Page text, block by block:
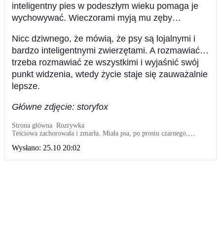
inteligentny pies w podeszłym wieku pomaga je
wychowywać. Wieczorami myją mu zęby…
Nicc dziwnego, że mówią, że psy są lojalnymi i
bardzo inteligentnymi zwierzętami. A rozmawiać…
trzeba rozmawiać ze wszystkimi i wyjaśnić swój
punkt widzenia, wtedy życie staje się zauważalnie
lepsze.
Główne zdjęcie: storyfox
Strona główna Rozrywka
Teściowa zachorowała i zmarła. Miała psa, po prostu czarnego,
Wysłano: 25.10 20:02